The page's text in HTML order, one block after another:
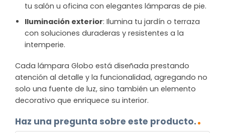
tu salón u oficina con elegantes lámparas de pie.
Iluminación exterior: Ilumina tu jardín o terraza
con soluciones duraderas y resistentes a la
intemperie.
Cada lámpara Globo está diseñada prestando
atención al detalle y la funcionalidad, agregando no
solo una fuente de luz, sino también un elemento
decorativo que enriquece su interior.
Haz una pregunta sobre este producto.